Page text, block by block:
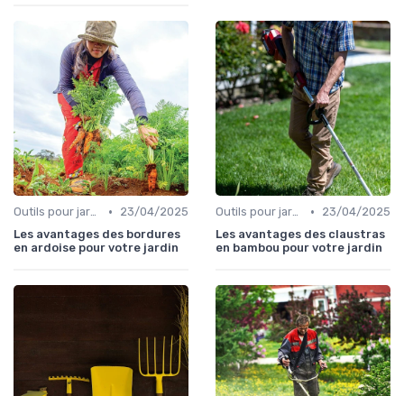
Outils pour jardins floraux •
23/04/2025
Les avantages des bordures
en ardoise pour votre jardin
Outils pour jardinage urbain •
23/04/2025
Les avantages des claustras
en bambou pour votre jardin